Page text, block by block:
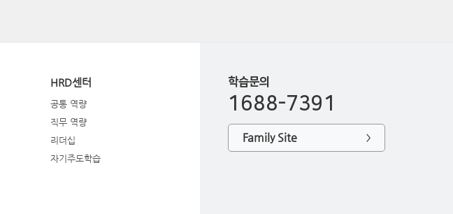
HRD센터
공통 역량
직무 역량
리더십
자기주도학습
학습문의
1688-7391
Family Site >